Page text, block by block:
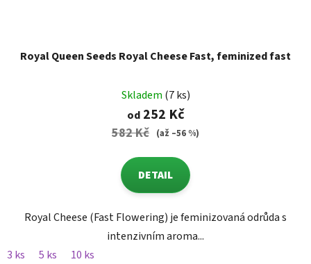
Royal Queen Seeds Royal Cheese Fast, feminized fast
Skladem (7 ks)
od252 Kč
582 Kč (až –56 %)
DETAIL
Royal Cheese (Fast Flowering) je feminizovaná odrůda s
intenzivním aroma...
3 ks
5 ks 10 ks